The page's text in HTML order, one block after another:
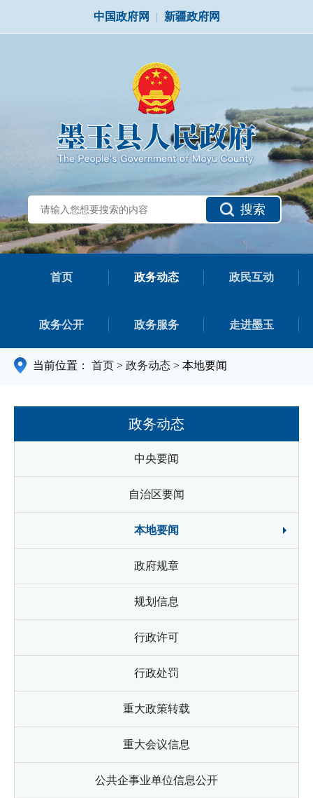
中国政府网 | 新疆政府网
搜索
首页 政务动态 政民互动
政务公开 政务服务 走进墨玉
当前位置： 首页 > 政务动态 > 本地要闻
政务动态
中央要闻
自治区要闻
本地要闻
政府规章
规划信息
行政许可
行政处罚
重大政策转载
重大会议信息
公共企事业单位信息公开